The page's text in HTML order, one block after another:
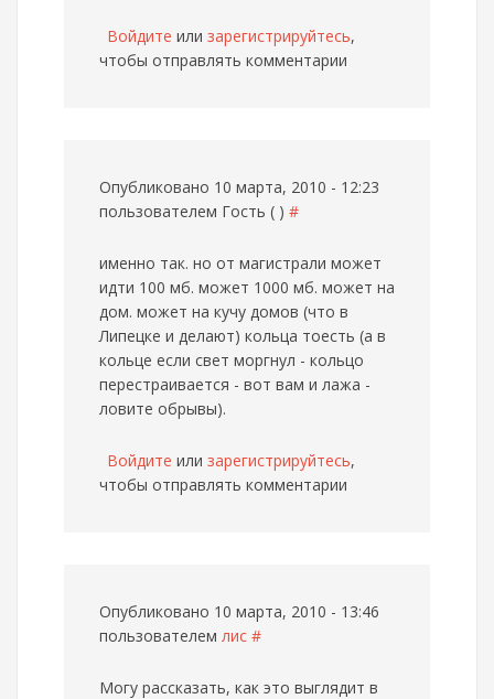
Войдите или зарегистрируйтесь,
чтобы отправлять комментарии
Опубликовано 10 марта, 2010 - 12:23
пользователем Гость ( ) #
именно так. но от магистрали может
идти 100 мб. может 1000 мб. может на
дом. может на кучу домов (что в
Липецке и делают) кольца тоесть (а в
кольце если свет моргнул - кольцо
перестраивается - вот вам и лажа -
ловите обрывы).
Войдите или зарегистрируйтесь,
чтобы отправлять комментарии
Опубликовано 10 марта, 2010 - 13:46
пользователем лис #
Могу рассказать, как это выглядит в